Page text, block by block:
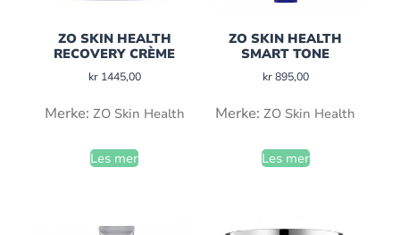
ZO SKIN HEALTH
RECOVERY CRÈME
kr1445,00
Merke: ZO Skin Health
Les mer
ZO SKIN HEALTH
SMART TONE
kr895,00
Merke:ZO Skin Health
Les mer